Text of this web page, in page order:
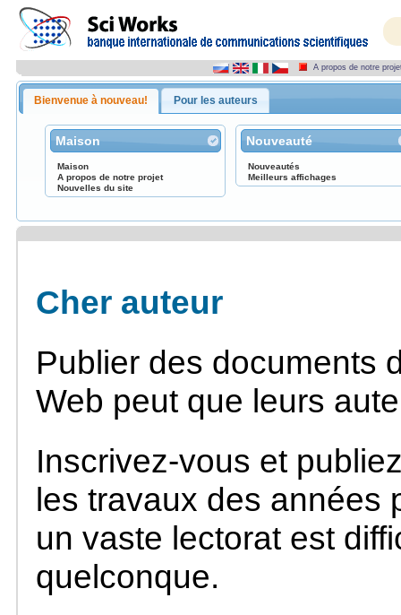
A propos de notre
Bienvenue à nouveau! Pour les auteurs
Maison
Maison
A propos de notre projet
Nouvelles du site
Nouveauté
Nouveautés
Meilleurs affichages
Cher auteur
Publier des documents
Web peut que leurs
Inscrivez-vous et
les travaux des années
un vaste lectorat est
quelconque.